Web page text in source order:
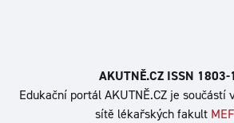
AKUTNĚ.CZ ISSN
Edukační portál AKUTNĚ.CZ je součástí
sítě lékařských fakult